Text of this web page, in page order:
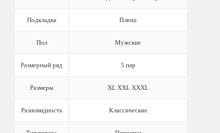
Подкладка Плюш
Пол Мужские
Размерный ряд 5 пар
Размеры XL XXL XXXL
Разновидность Классические